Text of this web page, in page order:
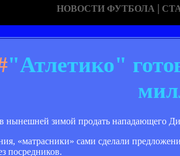
НОВОСТИ ФУТБОЛА |
"Атлетико"
нынешней зимой продать нападающего
«матрасники» сами сделали
посредников.